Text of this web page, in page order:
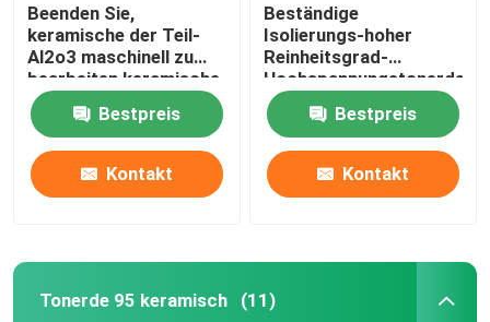
Beenden Sie,
keramische der Teil-
Al2o3 maschinell zu
bearbeiten keramische
Tonerde-keramische
Platte Vakuumdes
sog99
Bestpreis
Kontakt
Beständige
Isolierungs-hoher
Reinheitsgrad-
Hochspannungstonerde
keramisch für New
Energy-Industrie
Bestpreis
Kontakt
Tonerde 95 keramisch (11)